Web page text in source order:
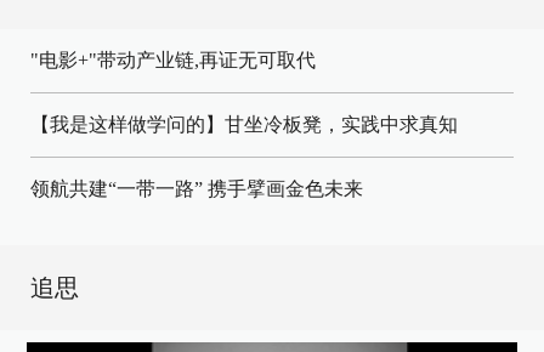
"电影+"带动产业链,再证无可取代
【我是这样做学问的】甘坐冷板凳，实践中求真知
领航共建“一带一路” 携手擘画金色未来
追思